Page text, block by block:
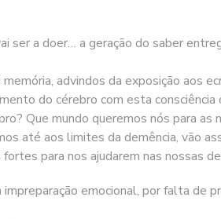
a doer… a geração do saber
advindos da exposição aos
do cérebro com esta
Que mundo queremos nós para as
até aos limites da demência, vão
para nos ajudarem nas nossas
emocional, por falta de